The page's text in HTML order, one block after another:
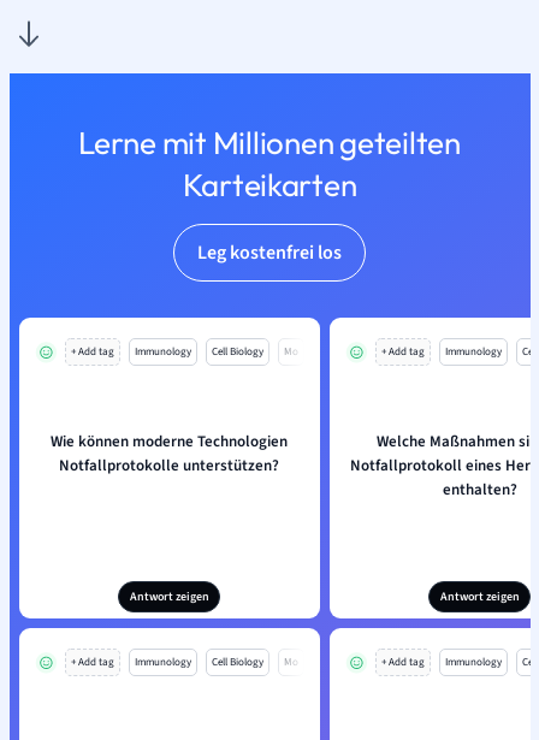
Lerne mit Millionen geteilten
Karteikarten
Leg kostenfrei los
+ Add tag Immunology Cell Biology Mo
Wie können moderne Technologien
Notfallprotokolle unterstützen?
Antwort zeigen
+ Add tag Immunology
Welche Maßnahmen
Notfallprotokoll eines
enthalten?
Antwort zeigen
+ Add tag Immunology Cell Biology Mo + Add tag Immunology